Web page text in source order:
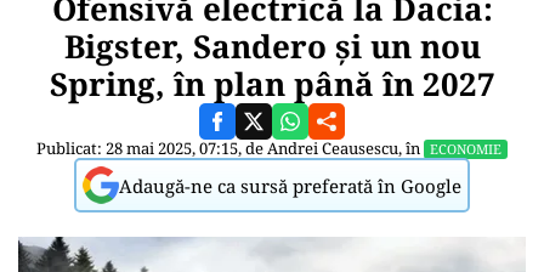
Bigster, Sandero și un nou
Spring, în plan până în 2027
Publicat: 28 mai 2025, 07:15, deAndrei Ceausescu, în ECONOMIE
Adaugă-ne ca sursă preferată în Google